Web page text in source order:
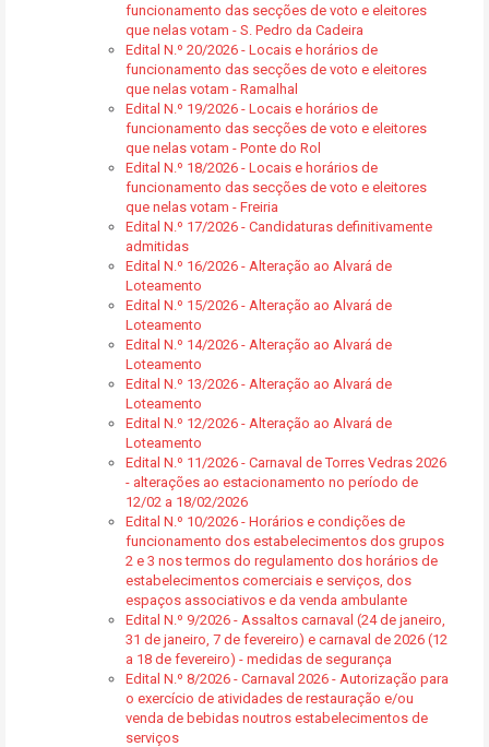
funcionamento das secções de voto e eleitores
que nelas votam - S. Pedro da Cadeira
Edital N.º 20/2026 - Locais e horários de
funcionamento das secções de voto e eleitores
que nelas votam - Ramalhal
Edital N.º 19/2026 - Locais e horários de
funcionamento das secções de voto e eleitores
que nelas votam - Ponte do Rol
Edital N.º 18/2026 - Locais e horários de
funcionamento das secções de voto e eleitores
que nelas votam - Freiria
Edital N.º 17/2026 - Candidaturas definitivamente
admitidas
Edital N.º 16/2026 - Alteração ao Alvará de
Loteamento
Edital N.º 15/2026 - Alteração ao Alvará de
Loteamento
Edital N.º 14/2026 - Alteração ao Alvará de
Loteamento
Edital N.º 13/2026 - Alteração ao Alvará de
Loteamento
Edital N.º 12/2026 - Alteração ao Alvará de
Loteamento
Edital N.º 11/2026 - Carnaval de Torres Vedras 2026
- alterações ao estacionamento no período de
12/02 a 18/02/2026
Edital N.º 10/2026 - Horários e condições de
funcionamento dos estabelecimentos dos grupos
2 e 3 nos termos do regulamento dos horários de
estabelecimentos comerciais e serviços, dos
espaços associativos e da venda ambulante
Edital N.º 9/2026 - Assaltos carnaval (24 de janeiro,
31 de janeiro, 7 de fevereiro) e carnaval de 2026 (12
a 18 de fevereiro) - medidas de segurança
Edital N.º 8/2026 - Carnaval 2026 - Autorização para
o exercício de atividades de restauração e/ou
venda de bebidas noutros estabelecimentos de
serviços